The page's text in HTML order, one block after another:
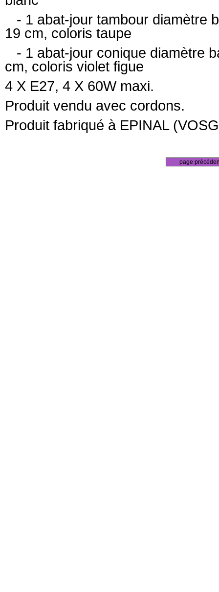
- 1 abat-jour tambour diamètre
19 cm, coloris taupe
- 1 abat-jour conique diamètre
cm, coloris violet figue
4 X E27, 4 X 60W maxi.
Produit vendu avec cordons.
Produit fabriqué à EPINAL